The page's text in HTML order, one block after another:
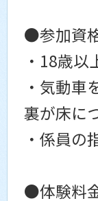
●参加資
・18歳以
・気動車
裏が床に
・係員の
●体験料